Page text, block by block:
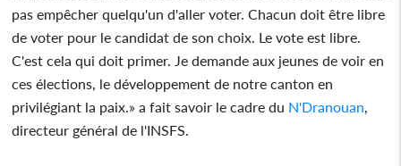
pas empêcher quelqu'un d'aller voter. Chacun doit être libre
de voter pour le candidat de son choix. Le vote est libre.
C'est cela qui doit primer. Je demande aux jeunes de voir en
ces élections, le développement de notre canton en
privilégiant la paix.» a fait savoir le cadre du N'Dranouan,
directeur général de l'INSFS.